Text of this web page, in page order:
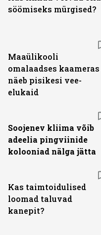
söömiseks mürgised?
Maaülikooli
omalaadses kaameras
näeb pisikesi vee-
elukaid
Soojenev kliima võib
adeelia pingviinide
kolooniad nälga jätta
Kas taimtoidulised
loomad taluvad
kanepit?